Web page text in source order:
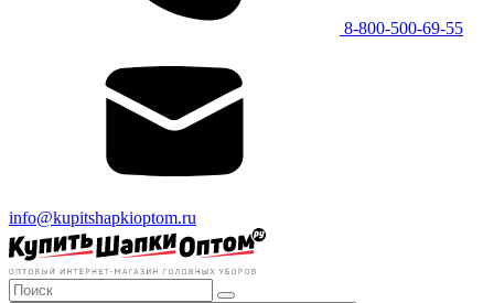
8-800-500-69-55
info@kupitshapkioptom.ru